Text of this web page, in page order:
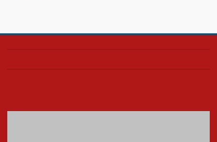
Confira como foi o culto mensal